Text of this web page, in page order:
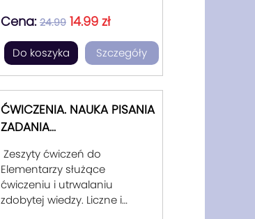
wprowadzająca
poszczególne litery, ucząca
sposobu i kierunków pisania
liter wielkich i małych,
utrzymywania pisma w
wyznaczonych liniach.
Zawiera kilkanaście stron
(usprawniających pracę ręki),
ćwiczenia uczące stopniowo
pisania wszystkich liter
alfabetu polskiego, łączenia
Cena: 24.9914.99 zł
Do koszyka Szczegóły
ĆWICZENIA. NAUKA PISANIA
ZADANIA
Zeszyty ćwiczeń do
Elementarzy służące
ćwiczeniu i utrwalaniu
zdobytej wiedzy. Liczne i